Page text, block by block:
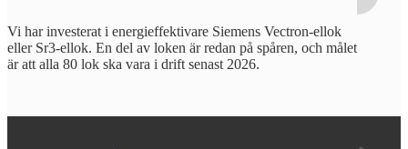
Vi har investerat i energieffektivare Siemens Vectron-ellok
eller Sr3-ellok. En del av loken är redan på spåren, och målet
är att alla 80 lok ska vara i drift senast 2026.